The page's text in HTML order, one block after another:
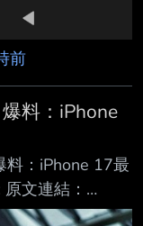
前
料：iPhone
料：iPhone 17最
文連結：
: 發布時間：